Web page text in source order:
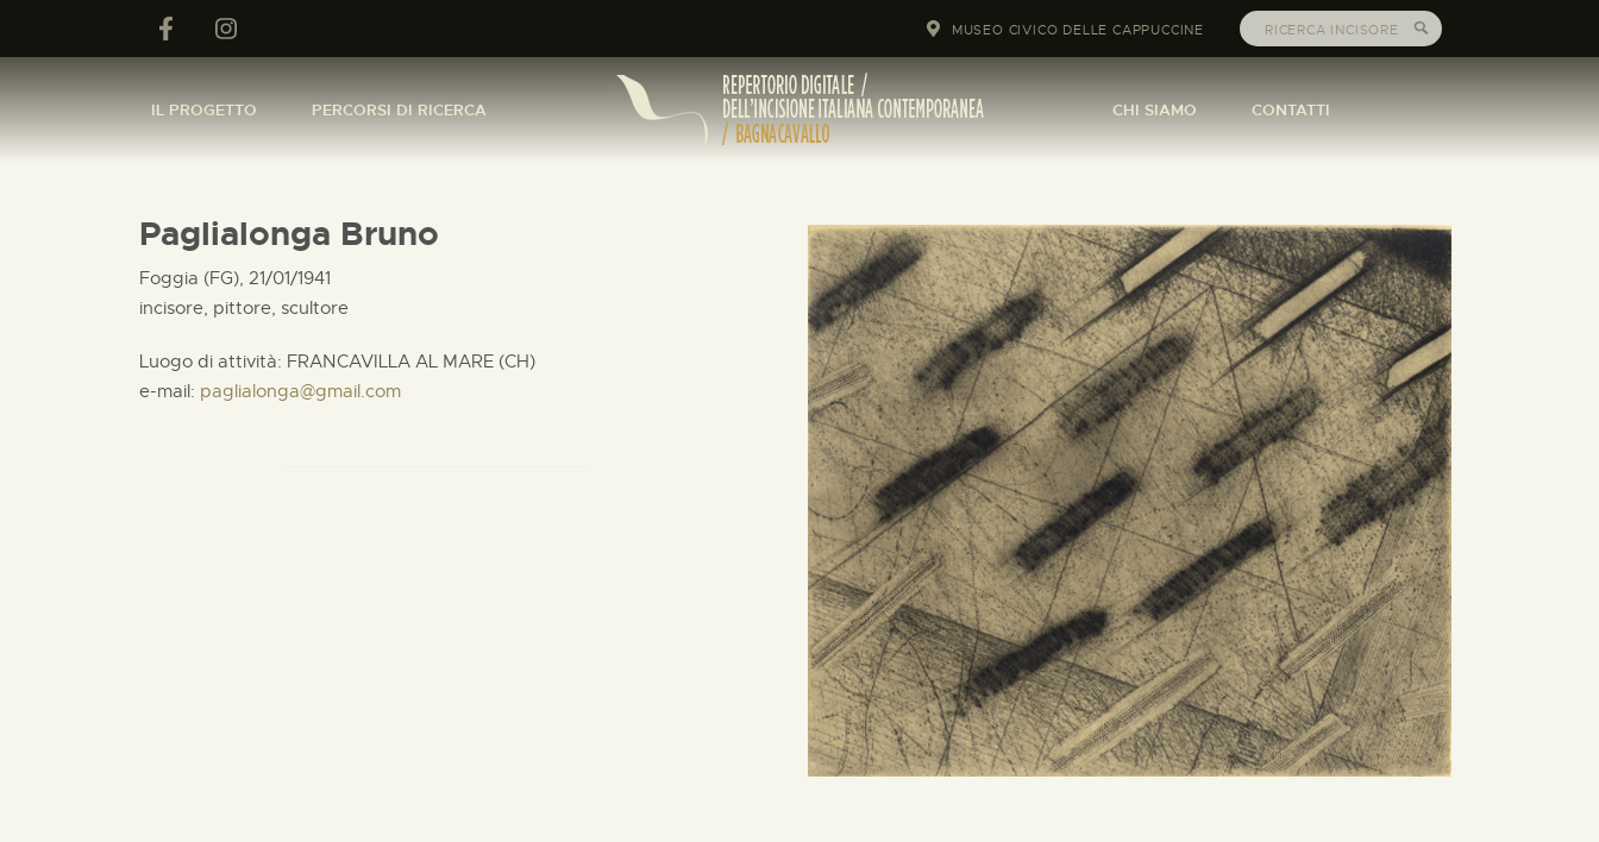
MUSEO CIVICO DELLE CAPPUCCINE
IL PROGETTO PERCORSI DI RICERCA CHI SIAMO CONTATTI
Paglialonga Bruno
Foggia (FG), 21/01/1941
incisore, pittore, scultore
Luogo di attività: FRANCAVILLA AL MARE (CH)
e-mail: paglialonga@gmail.com